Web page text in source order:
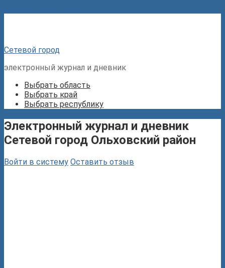
Сетевой город
электронный журнал и дневник
Выбрать область
Выбрать край
Выбрать республику
Электронный журнал и дневник
Сетевой город Ольховский район
Войти в систему Оставить отзыв